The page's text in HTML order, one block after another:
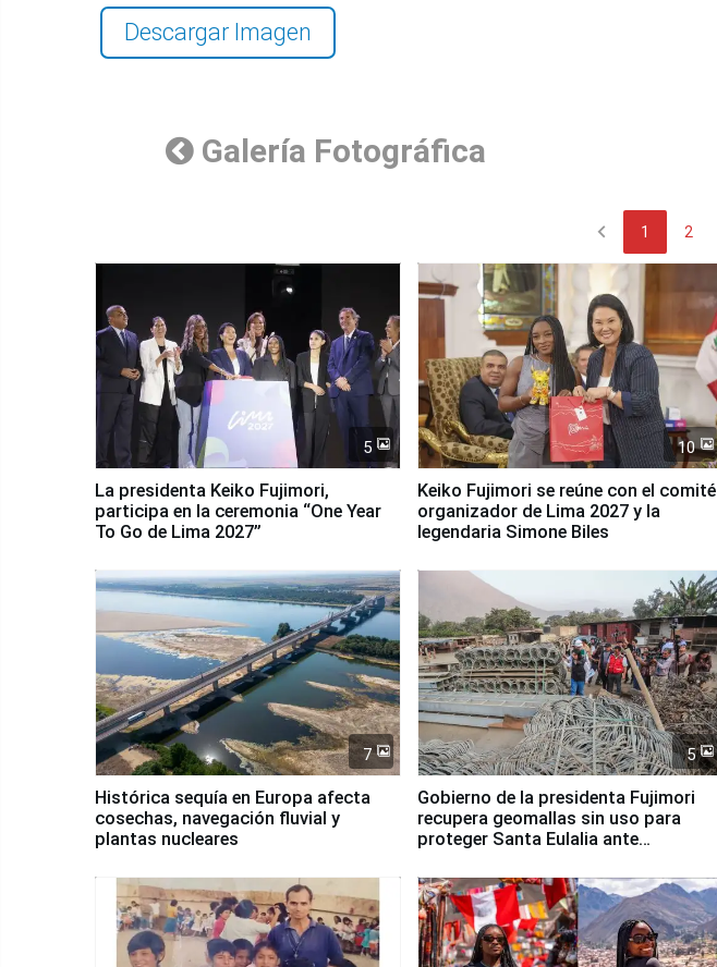
Descargar Imagen
Galería Fotográfica
chevron_left 1 2
5
La presidenta Keiko Fujimori,
participa en la ceremonia “One Year
To Go de Lima 2027”
10
Keiko Fujimori se reúne con el comité
organizador de Lima 2027 y la
legendaria Simone Biles
7
Histórica sequía en Europa afecta
cosechas, navegación fluvial y
plantas nucleares
5
Gobierno de la presidenta Fujimori
recupera geomallas sin uso para
proteger Santa Eulalia ante